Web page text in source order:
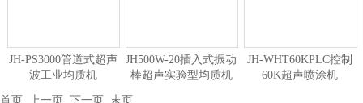
JH-PS3000管道式超声
波工业均质机
JH500W-20插入式振动
棒超声实验型均质机
JH-WHT60KPLC控制
60K超声喷涂机
首页 上一页 下一页 末页